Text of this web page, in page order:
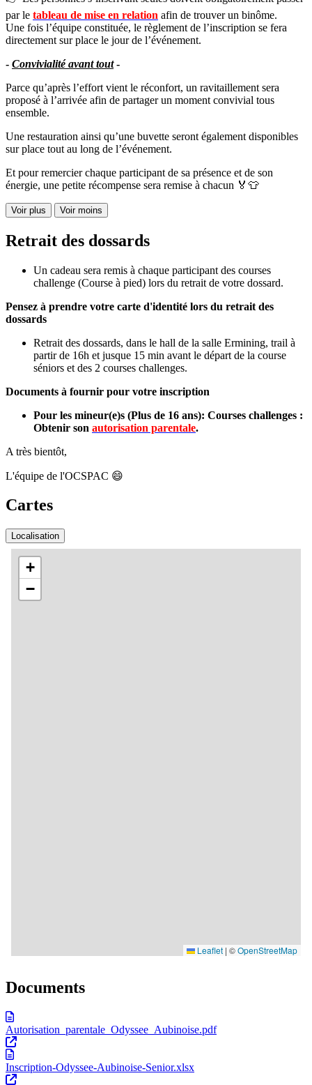
par le tableau de mise en relation afin de trouver un binôme.
Une fois l’équipe constituée, le règlement de l’inscription se fera
directement sur place le jour de l’événement.
- Convivialité avant tout-
Parce qu’après l’effort vient le réconfort, un ravitaillement sera
proposé à l’arrivée afin de partager un moment convivial tous
ensemble.
Une restauration ainsi qu’une buvette seront également disponibles
sur place tout au long de l’événement.
Et pour remercier chaque participant de sa présence et de son
énergie, une petite récompense sera remise à chacun 🏅 👕
Voir plus Voir moins
Retrait des dossards
Un cadeau sera remis à chaque participant des courses
challenge (Course à pied) lors du retrait de votre dossard.
Pensez à prendre votre carte d'identité lors du retrait des
dossards
Retrait des dossards, dans le hall de la salle Ermining, trail à
partir de 16h et jusque 15 min avant le départ de la course
séniors et des 2 courses challenges.
Documents à fournir pour votre inscription
Pour les mineur(e)s (Plus de 16 ans): Courses challenges :
Obtenir son autorisation parentale.
A très bientôt,
L'équipe de l'OCSPAC 😄
Cartes
Localisation
Documents
Autorisation_parentale_Odyssee_Aubinoise.pdf
Inscription-Odyssee-Aubinoise-Senior.xlsx